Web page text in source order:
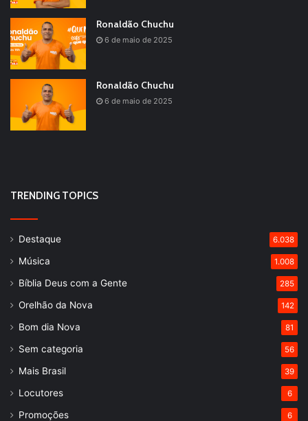
Ronaldão Chuchu
6 de maio de 2025
Ronaldão Chuchu
6 de maio de 2025
TRENDING TOPICS
Destaque 6.038
Música 1.008
Bíblia Deus com a Gente 285
Orelhão da Nova 142
Bom dia Nova 81
Sem categoria 56
Mais Brasil 39
Locutores 6
Promoções 6